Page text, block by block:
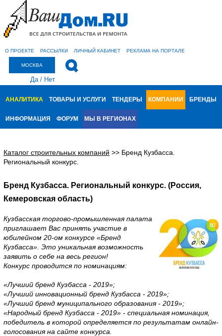
О ПРОЕКТЕ РАССЫЛКИ ЛИЧНЫЙ КАБИНЕТ РЕКЛАМА НА ПОРТАЛЕ
МОСКВА
Да/ Нет
АНАЛИТИКА ТОВАРЫ И УСЛУГИ ТЕНДЕРЫ КОМПАНИИ БРЕНДЫ
ИНФОРМАЦИЯ ФОРУМ МЫ В РЕГИОНАХ
Каталог строительных компаний >> Бренд Кузбасса.
Региональный конкурс.
Бренд Кузбасса. Региональный конкурс. (Россия,
Кемеровская область)
Кузбасская торгово-промышленная палата
приглашает Вас принять участие в
юбилейном 20-ом конкурсе «Бренд
Кузбасса». Это уникальная возможность
заявить о себе на весь регион!
Конкурс проводится по номинациям:
«Лучший бренд Кузбасса - 2019»;
«Лучший инновационный бренд Кузбасса - 2019»;
«Лучший бренд муниципального образования - 2019»;
«Народный бренд Кузбасса - 2019» - специальная номинация,
победитель в которой определяется по результатам онлайн-
голосования на сайте конкурса.